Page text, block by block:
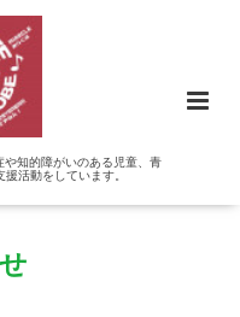
や知的障がいのある児童、青
活動をしています。